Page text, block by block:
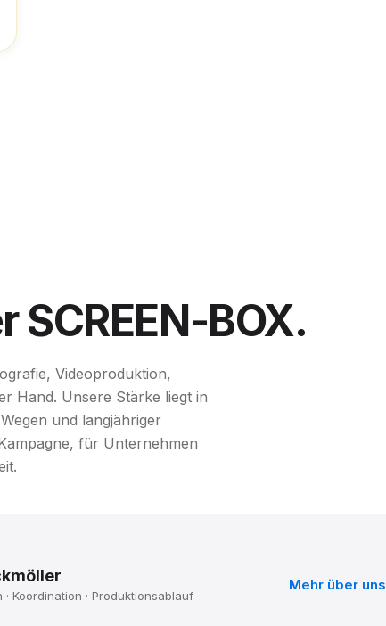
SCREEN-BOX.
Videoproduktion,
Hand. Unsere Stärke liegt in
und langjähriger
für Unternehmen
· Koordination · Produktionsablauf
Mehr über uns